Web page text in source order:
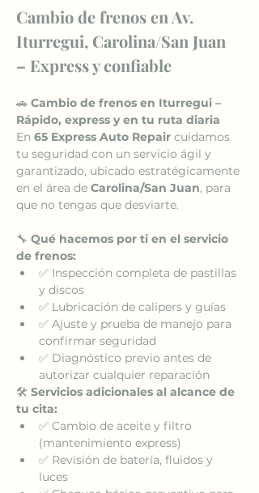
Cambio de frenos en Av.
Iturregui, Carolina/San Juan
– Express y confiable
🚗 Cambio de frenos en Iturregui –
Rápido, express y en tu ruta diaria
En 65 Express Auto Repair cuidamos
tu seguridad con un servicio ágil y
garantizado, ubicado estratégicamente
en el área de Carolina/San Juan, para
que no tengas que desviarte.
🔧 Qué hacemos por ti en el servicio
de frenos:
✅ Inspección completa de pastillas
y discos
✅ Lubricación de calipers y guías
✅ Ajuste y prueba de manejo para
confirmar seguridad
✅ Diagnóstico previo antes de
autorizar cualquier reparación
🛠️ Servicios adicionales al alcance de
tu cita:
✅ Cambio de aceite y filtro
(mantenimiento express)
✅ Revisión de batería, fluidos y
luces